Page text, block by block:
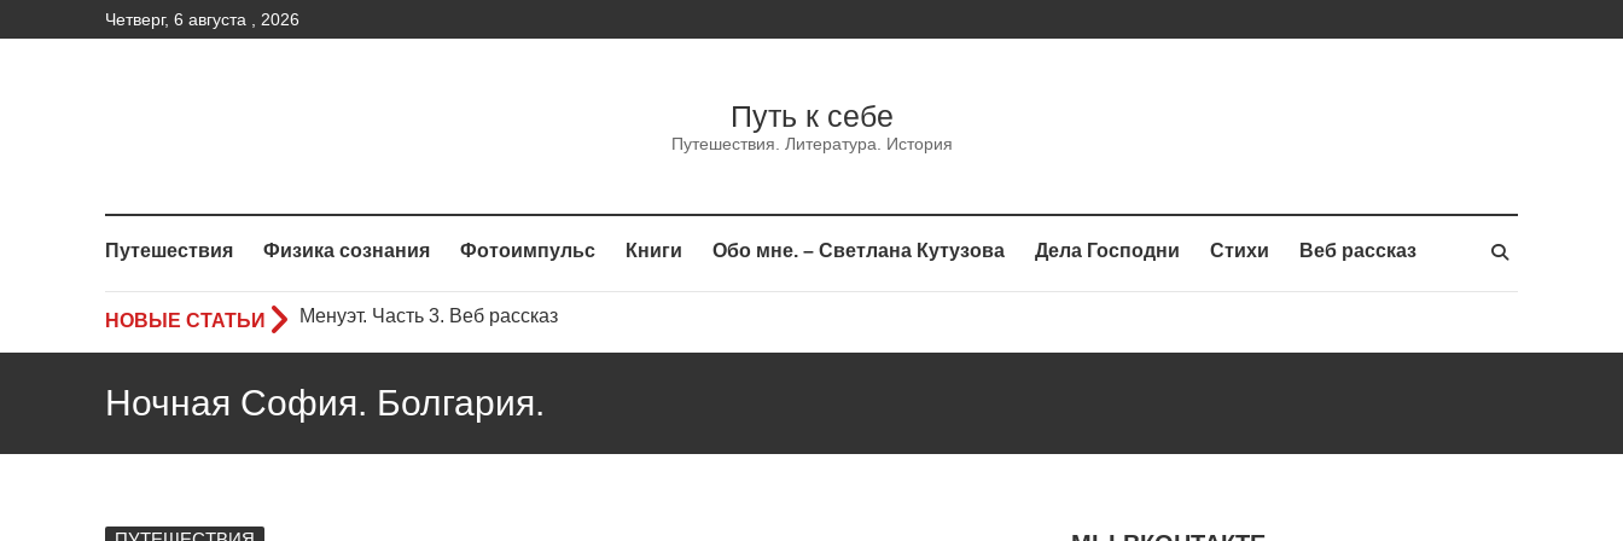
Четверг, 6 августа , 2026
Путь к себе
Путешествия. Литература. История
Путешествия Физика сознания Фотоимпульс Книги Обо мне. – Светлана Кутузова Дела Господни Стихи Веб рассказ
НОВЫЕ СТАТЬИ
Менуэт.Часть 2 – Веб рассказ
Менуэт. Часть 3. Веб рассказ
Ночная София. Болгария.